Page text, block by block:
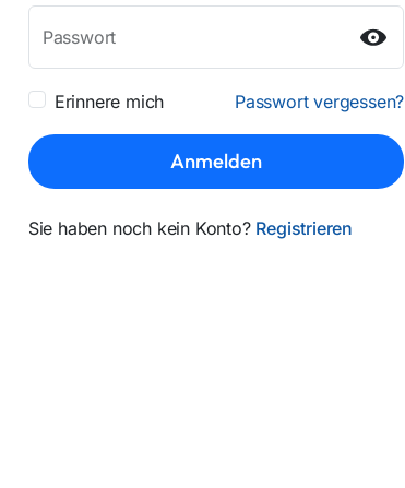
Passwort
Erinnere mich Passwort vergessen?
Anmelden
Sie haben noch kein Konto? Registrieren